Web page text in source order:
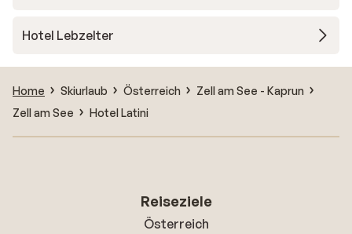
Hotel Lebzelter
Home Skiurlaub Österreich
Zell am See - Kaprun
Zell am See
Hotel Latini
Reiseziele
Österreich